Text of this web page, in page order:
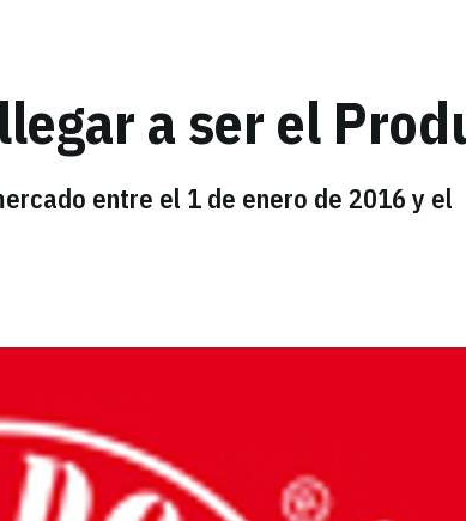
a ser el
entre el 1 de enero de 2016 y el